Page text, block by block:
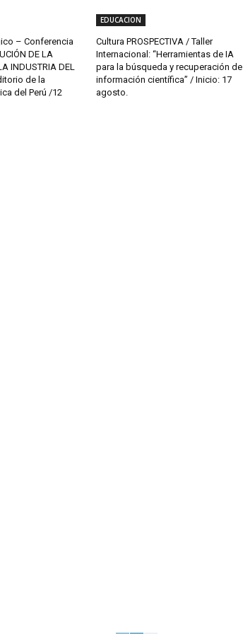
– Conferencia
DE LA
INDUSTRIA DEL
de la
del Perú /12
EDUCACION
Cultura PROSPECTIVA / Taller
Internacional: “Herramientas de IA
para la búsqueda y recuperación de
información científica” / Inicio: 17
agosto.